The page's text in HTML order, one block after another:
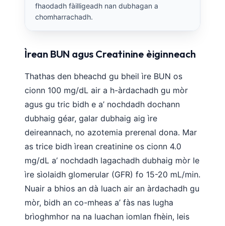
fhaodadh fàilligeadh nan dubhagan a
chomharrachadh.
Ìrean BUN agus Creatinine èiginneach
Thathas den bheachd gu bheil ìre BUN os
cionn 100 mg/dL air a h-àrdachadh gu mòr
agus gu tric bidh e a’ nochdadh dochann
dubhaig géar, galar dubhaig aig ìre
deireannach, no azotemia prerenal dona. Mar
as trice bidh ìrean creatinine os cionn 4.0
mg/dL a’ nochdadh lagachadh dubhaig mòr le
ìre sìolaidh glomerular (GFR) fo 15-20 mL/min.
Nuair a bhios an dà luach air an àrdachadh gu
mòr, bidh an co-mheas a’ fàs nas lugha
brìoghmhor na na luachan iomlan fhèin, leis